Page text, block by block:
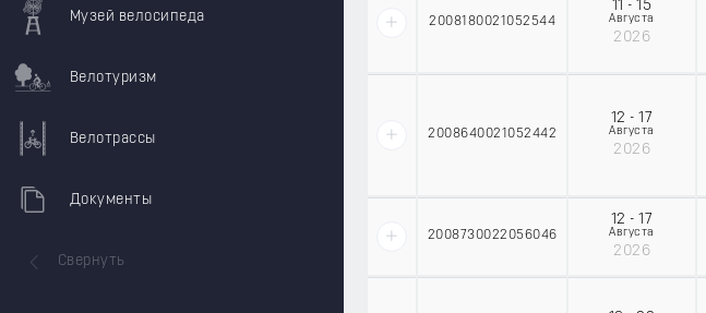
Музей велосипеда
Велотуризм
Велотрассы
Документы
Свернуть
2008180021052544
11 - 15
Августа
2026
2008640021052442
12 - 17
Августа
2026
2008730022056046
12 - 17
Августа
2026